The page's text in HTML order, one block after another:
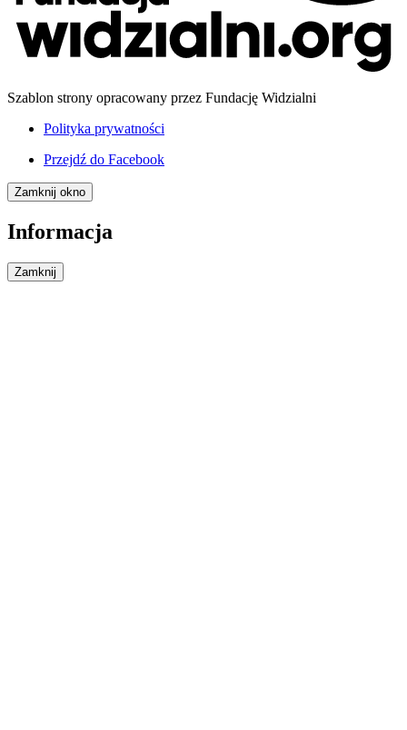
Szablon strony opracowany przez Fundację Widzialni
Polityka prywatności
Przejdź do Facebook
Zamknij okno
Informacja
Zamknij